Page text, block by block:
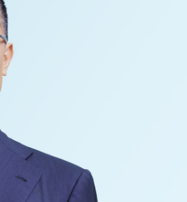
生・倒産
商および経済安全保
法務
ナビリティ法務
・レジャー・カジノ
人材
・地方公共団体・公的
カ
ロンドン
ブリュッセル
パリ